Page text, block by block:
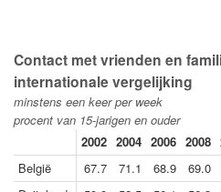
Contact met vrienden en
internationale vergelijking
minstens een keer per week
procent van 15-jarigen en ouder
2002 2004 2006 2008
België
67.7 71.1 68.9 69.0